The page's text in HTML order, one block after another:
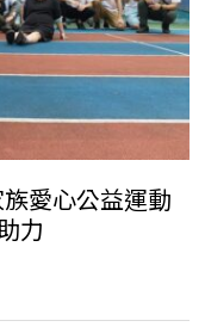
愛心公益運動
力